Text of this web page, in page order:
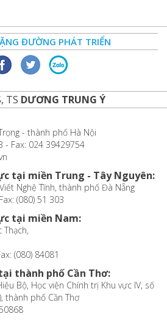
ĐƯỜNG PHÁT TRIỂN
TS DƯƠNG TRUNG Ý
- thành phố Hà Nội
- Fax: 024 39429754
tại miền Trung - Tây Nguyên:
Nghệ Tĩnh, thành phố Đà Nẵng
(080) 51 303
tại miền Nam:
Thạch,
(080) 84081
thành phố Cần Thơ:
Bộ, Học viện Chính trị Khu vực IV, số
thành phố Cần Thơ